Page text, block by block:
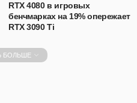
RTX 4080 в игровых
бенчмарках на 19% опережает
RTX 3090 Ti
БОЛЬШЕ